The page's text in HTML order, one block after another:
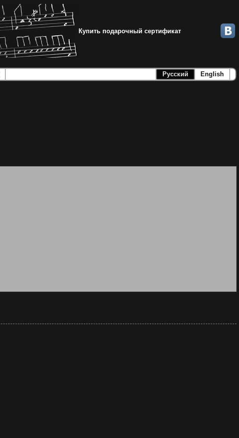
Купить подарочный сертификат
Русский English